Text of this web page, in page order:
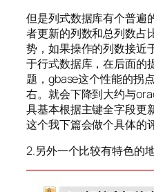
但是列式数据库有个普遍
者更新的列数和总列数占
势，如果操作的列数接近
于行式数据库，在后面的
题，gbase这个性能的拐
右。就会下降到大约与
具基本根据主键全字段更
这个我下篇会做个具体的
2.另外一个比较有特色的